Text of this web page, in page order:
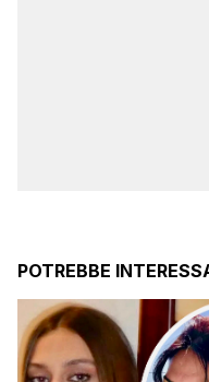
POTREBBE